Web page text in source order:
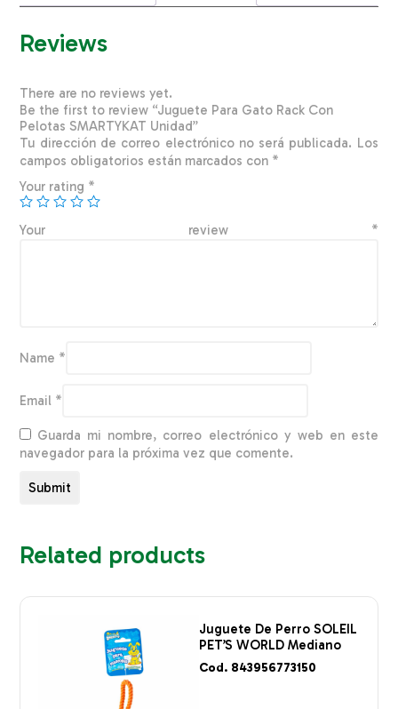
Reviews
There are no reviews yet.
Be the first to review “Juguete Para Gato Rack Con
Pelotas SMARTYKAT Unidad”
Tu dirección de correo electrónico no será publicada. Los
campos obligatorios están marcados con *
Your rating *
Your review *
Name *
Email *
Guarda mi nombre, correo electrónico y web en este
navegador para la próxima vez que comente.
Related products
Juguete De Perro SOLEIL
PET’S WORLD Mediano
Cod. 843956773150